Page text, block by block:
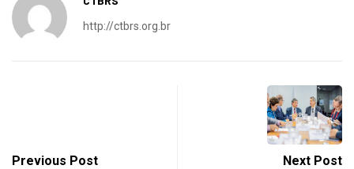
http://ctbrs.org.br
Previous Post Next Post